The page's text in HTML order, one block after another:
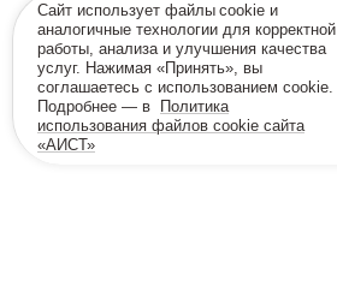
Сайт использует файлы cookie и
аналогичные технологии для корректной
работы, анализа и улучшения качества
услуг. Нажимая «Принять», вы
соглашаетесь с использованием cookie.
Подробнее — в
Политика
использования файлов cookie сайта
«АИСТ»